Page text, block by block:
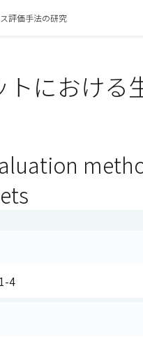
評価手法の研究
における
4